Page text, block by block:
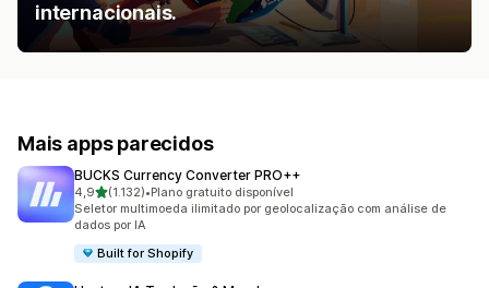
internacionais.
Mais apps parecidos
BUCKS Currency Converter PRO++
4,9de 5 estrelas
(1.132)
1132 avaliações ao todo
•Plano gratuito disponível
Seletor multimoeda ilimitado por geolocalização com análise de
dados por IA
Built for Shopify